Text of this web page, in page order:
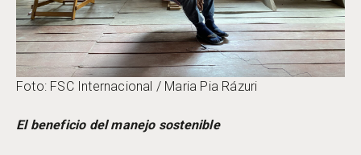
Foto: FSC Internacional / Maria Pia Rázuri
El beneficio del manejo sostenible